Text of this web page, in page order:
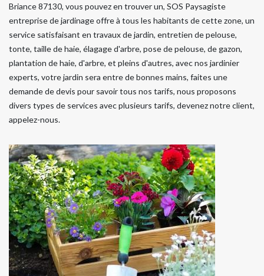
Briance 87130, vous pouvez en trouver un, SOS Paysagiste
entreprise de jardinage offre à tous les habitants de cette zone, un
service satisfaisant en travaux de jardin, entretien de pelouse,
tonte, taille de haie, élagage d'arbre, pose de pelouse, de gazon,
plantation de haie, d'arbre, et pleins d'autres, avec nos jardinier
experts, votre jardin sera entre de bonnes mains, faites une
demande de devis pour savoir tous nos tarifs, nous proposons
divers types de services avec plusieurs tarifs, devenez notre client,
appelez-nous.